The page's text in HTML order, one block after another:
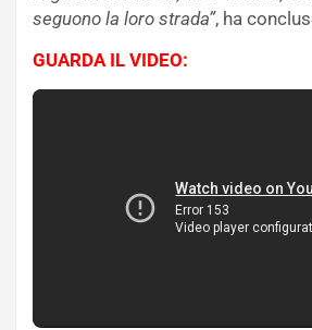
seguono la loro strada”, ha
GUARDA IL VIDEO: